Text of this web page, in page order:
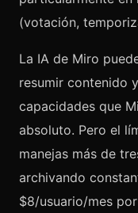
(votación,
La IA de Miro
resumir contenido
capacidades que
absoluto. Pero el
manejas más de
archivando
$8/usuario/mes